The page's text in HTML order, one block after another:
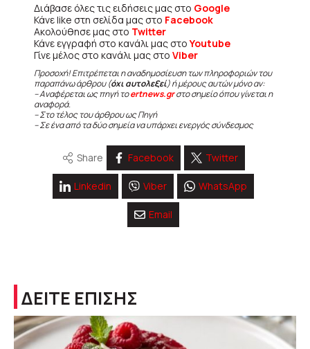
Διάβασε όλες τις ειδήσεις μας στο Google
Κάνε like στη σελίδα μας στο Facebook
Ακολούθησε μας στο Twitter
Κάνε εγγραφή στο κανάλι μας στοYoutube
Γίνε μέλος στο κανάλι μας στο Viber
Προσοχή! Επιτρέπεται η αναδημοσίευση των πληροφοριών του
παραπάνω άρθρου (όχι αυτολεξεί) ή μέρους αυτών μόνο αν:
– Αναφέρεται ως πηγή τοertnews.grστο σημείο όπου γίνεται η
αναφορά.
– Στο τέλος του άρθρου ως Πηγή
– Σε ένα από τα δύο σημεία να υπάρχει ενεργός σύνδεσμος
Share Facebook Twitter
Linkedin Viber WhatsApp
Email
ΔΕΙΤΕ ΕΠΙΣΗΣ